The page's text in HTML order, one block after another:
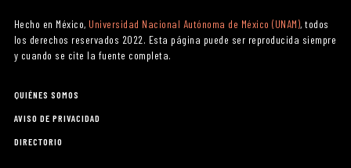
Hecho en México, Universidad Nacional Autónoma de México (UNAM), todos
los derechos reservados 2022. Esta página puede ser reproducida siempre
y cuando se cite la fuente completa.
QUIÉNES SOMOS
AVISO DE PRIVACIDAD
DIRECTORIO